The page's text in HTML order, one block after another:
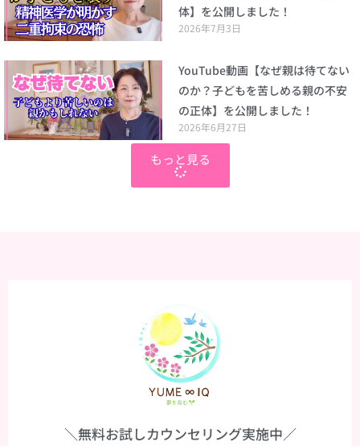
体】を公開しました！
2026年7月3日
YouTube動画【なぜ親は待てない
のか？子どもを苦しめる親の不安
の正体】を公開しました！
2026年6月27日
もっと見る
＼無料お試しカウンセリング実施中／